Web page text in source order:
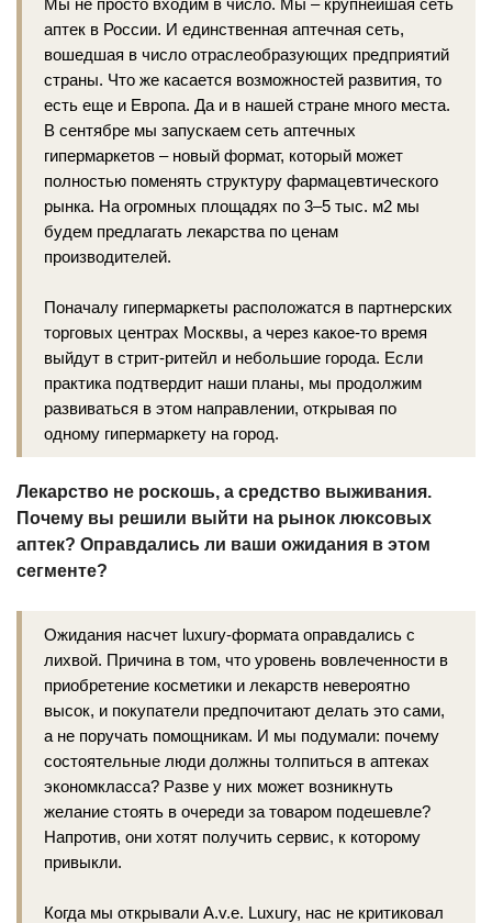
Мы не просто входим в число. Мы – крупнейшая сеть
аптек в России. И единственная аптечная сеть,
вошедшая в число отраслеобразующих предприятий
страны. Что же касается возможностей развития, то
есть еще и Европа. Да и в нашей стране много места.
В сентябре мы запускаем сеть аптечных
гипермаркетов – новый формат, который может
полностью поменять структуру фармацевтического
рынка. На огромных площадях по 3–5 тыс. м2 мы
будем предлагать лекарства по ценам
производителей.
Поначалу гипермаркеты расположатся в партнерских
торговых центрах Москвы, а через какое-то время
выйдут в стрит-ритейл и небольшие города. Если
практика подтвердит наши планы, мы продолжим
развиваться в этом направлении, открывая по
одному гипермаркету на город.
Лекарство не роскошь, а средство выживания.
Почему вы решили выйти на рынок люксовых
аптек? Оправдались ли ваши ожидания в этом
сегменте?
Ожидания насчет luxury-формата оправдались с
лихвой. Причина в том, что уровень вовлеченности в
приобретение косметики и лекарств невероятно
высок, и покупатели предпочитают делать это сами,
а не поручать помощникам. И мы подумали: почему
состоятельные люди должны толпиться в аптеках
экономкласса? Разве у них может возникнуть
желание стоять в очереди за товаром подешевле?
Напротив, они хотят получить сервис, к которому
привыкли.
Когда мы открывали A.v.e. Luxury, нас не критиковал